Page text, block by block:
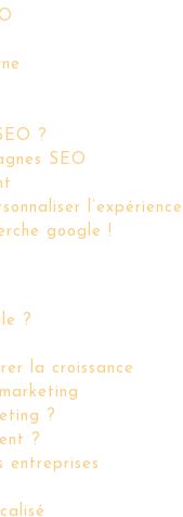
?
SEO
google !
?
la croissance
?
?
entreprises